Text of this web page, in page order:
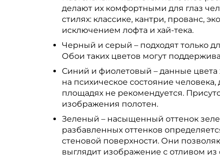
делают их комфортными для глаз
стилях: классике, кантри, прованс,
исключением лофта и хай-тека.
Черный и серый – подходят только
Обои таких цветов могут
Синий и фиолетовый – данные цвета
на психическое состояние
площадях не рекомендуется.
изображения полотен.
Зеленый – насыщенный оттенок
разбавленных оттенков
стеновой поверхности. Они
выглядит изображение с отливом из